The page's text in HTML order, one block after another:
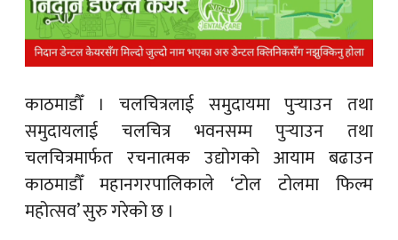
काठमाडौँ । चलचित्रलाई समुदायमा पुर्‍याउन तथा
समुदायलाई चलचित्र भवनसम्म पुर्‍याउन तथा
चलचित्रमार्फत रचनात्मक उद्योगको आयाम बढाउन
काठमाडौँ महानगरपालिकाले ‘टोल टोलमा फिल्म
महोत्सव’ सुरु गरेको छ ।